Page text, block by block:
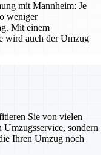
mit Mannheim: Je
weniger
Mit einem
wird auch der Umzug
Sie von vielen
sondern
Ihren Umzug noch